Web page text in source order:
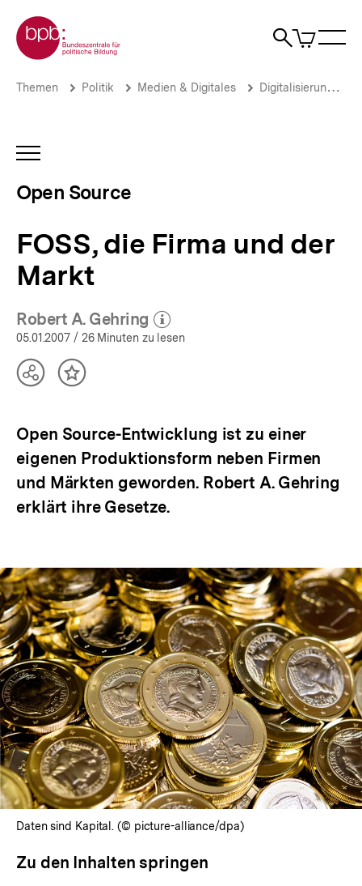
zum
Seiteninhalt
springen
Zur Startseite der bpb
Suche
Artikel
im
FOSS,
der
Markt
Open
bpb.de
Brotkrümelnavigation
Pfadnavigation
Themen Politik Medien & Digitales Digitalisierung
INHALTSNAVIGATION
Open Source
FOSS, die Firma und der
Markt
Robert A. Gehring
(Mehr zum Autor)
öffnen
05.01.2007 / 26 Minuten zu lesen
TeilenInhalt
Open Source-Entwicklung ist zu einer
eigenen Produktionsform neben Firmen
und Märkten geworden. Robert A. Gehring
erklärt ihre Gesetze.
Daten sind Kapital. (© picture-alliance/dpa)
Zu den Inhalten springen